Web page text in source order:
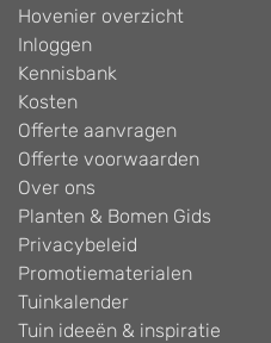
Hovenier overzicht
Inloggen
Kennisbank
Kosten
Offerte aanvragen
Offerte voorwaarden
Over ons
Planten & Bomen Gids
Privacybeleid
Promotiematerialen
Tuinkalender
Tuin ideeën & inspiratie